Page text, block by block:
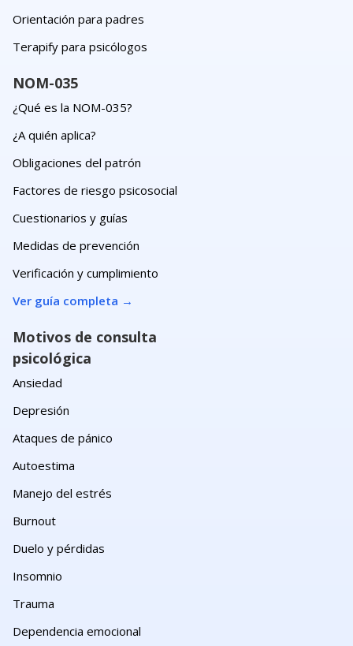
Orientación para padres
Terapify para psicólogos
NOM-035
¿Qué es la NOM-035?
¿A quién aplica?
Obligaciones del patrón
Factores de riesgo psicosocial
Cuestionarios y guías
Medidas de prevención
Verificación y cumplimiento
Ver guía completa →
Motivos de consulta
psicológica
Ansiedad
Depresión
Ataques de pánico
Autoestima
Manejo del estrés
Burnout
Duelo y pérdidas
Insomnio
Trauma
Dependencia emocional